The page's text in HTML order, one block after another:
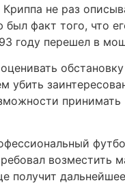
не раз
факт того, что
году перешел в
убить
получит